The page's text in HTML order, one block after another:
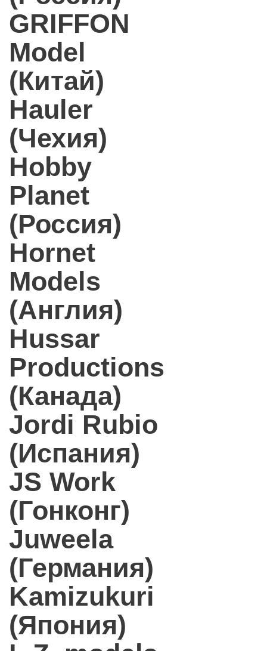
GRIFFON
Model
(Китай)
Hauler
(Чехия)
Hobby
Planet
(Россия)
Hornet
Models
(Англия)
Hussar
Productions
(Канада)
Jordi Rubio
(Испания)
JS Work
(Гонконг)
Juweela
(Германия)
Kamizukuri
(Япония)